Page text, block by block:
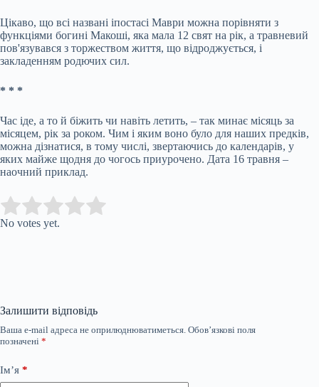
Цікаво, що всі названі іпостасі Маври можна порівняти з
функціями богині Макоші, яка мала 12 свят на рік, а травневий
пов'язувався з торжеством життя, що відроджується, і
закладенням родючих сил.
* * *
Час іде, а то й біжить чи навіть летить, – так минає місяць за
місяцем, рік за роком. Чим і яким воно було для наших предків,
можна дізнатися, в тому числі, звертаючись до календарів, у
яких майже щодня до чогось приурочено. Дата 16 травня –
наочний приклад.
Rate this item:
No votes yet.
Залишити відповідь
Ваша e-mail адреса не оприлюднюватиметься. Обов’язкові поля
позначені *
Ім’я *